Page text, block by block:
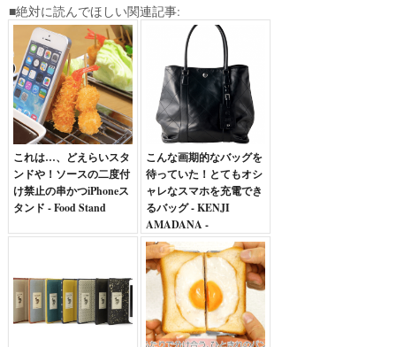
■絶対に読んでほしい関連記事:
これは…、どえらいスタ
ンドや！ソースの二度付
け禁止の串かつiPhoneス
タンド - Food Stand
こんな画期的なバッグを
待っていた！とてもオシ
ャレなスマホを充電でき
るバッグ - KENJI
AMADANA -